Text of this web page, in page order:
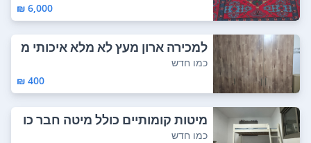
6,000 ₪
למכירה ארון מעץ לא מלא איכותי מ
אוד מהפרי...
כמו חדש
400 ₪
מיטות קומותיים כולל מיטה חבר כו
לל 3 מזרנ...
כמו חדש